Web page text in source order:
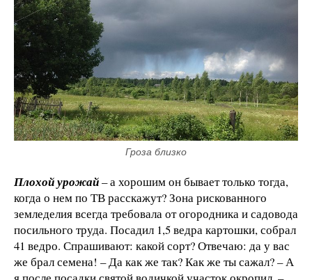
Гроза близко
Плохой урожай– а хорошим он бывает только тогда,
когда о нем по ТВ расскажут? Зона рискованного
земледелия всегда требовала от огородника и садовода
посильного труда. Посадил 1,5 ведра картошки, собрал
41 ведро. Спрашивают: какой сорт? Отвечаю: да у вас
же брал семена! – Да как же так? Как же ты сажал? – А